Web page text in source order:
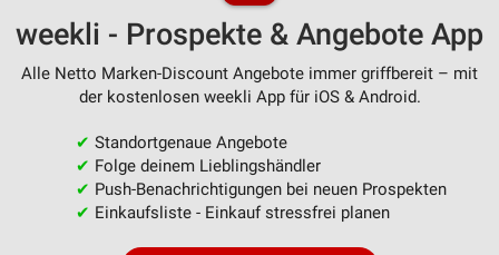
weekli - Prospekte & Angebote App
Alle Netto Marken-Discount Angebote immer griffbereit – mit
der kostenlosen weekli App für iOS & Android.
✔ Standortgenaue Angebote
✔ Folge deinem Lieblingshändler
✔ Push-Benachrichtigungen bei neuen Prospekten
✔ Einkaufsliste - Einkauf stressfrei planen
Messung der Werbeleistung
Messung der Performance von Inhalten
Analyse von Zielgruppen durch Statistiken oder
Kombinationen von Daten aus verschiedenen
Quellen